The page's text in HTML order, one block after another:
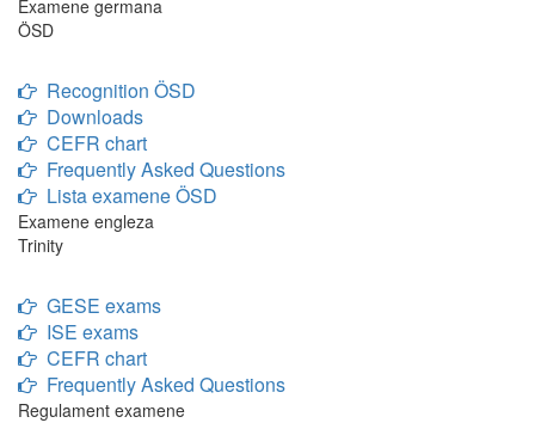
Examene germana
ÖSD
Recognition ÖSD
Downloads
CEFR chart
Frequently Asked Questions
Lista examene ÖSD
Examene engleza
Trinity
GESE exams
ISE exams
CEFR chart
Frequently Asked Questions
Regulament examene